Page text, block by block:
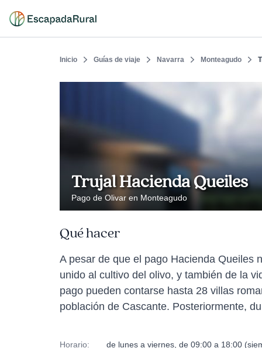
Inicio Guías de viaje Navarra Monteagudo
Trujal Hacienda Queiles
Pago de Olivar en Monteagudo
Qué hacer
A pesar de que el pago Hacienda Queiles
unido al cultivo del olivo, y también de la
pago pueden contarse hasta 28 villas
población de Cascante. Posteriormente,
Horario: de lunes a viernes, de 09:00 a 18:00